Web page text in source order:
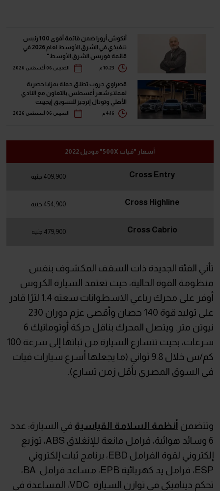
أنكوش أرورا ضمن قائمة أقوى 100 رئيس
تنفيذي في الشرق الأوسط لعام 2026 في
قائمة فوربس الشرق الأوسط"
الخميس 06 أغسطس 2026
قصراوي جروب تطلق حملة بمزايا حصرية
لعملاء شهر أغسطس بالتعاون مع النادي
الأهلي وتوتال إنرجيز للتسويق إيجيبت
الخميس 06 أغسطس 2026
أسعار "فيات 500X" موديل 2022
479,900 جنيه
تأتي الفئة الجديدة ذات السقف المكشوف بنفس
منظومة القوة الحالية، حيث تعتمد السيارة الكروس
أوفر على محرك رباعي الاسطوانات سعته 1.4 لترًا قادر
على توليد قوة 140 حصان وأقصى عزم دوران 230
نيوتن متر. ويتصل المحرك بناقل حركة أوتوماتيك 6
سرعات، بحيث تتسارع السيارة من ثباتها إلى سرعة 100
كم/س خلال 9.8 ثواني (ما يجعلها أسرع سيارات فيات
في السوق المصري بأقل زمن تسارع).
وتتضمن أنظمة السلامة القياسية في السيارة: عدد
6 وسائد هوائية، فرامل مانعة للإنغلاق ABS، توزيع
إلكتروني لقوة الفرامل EBD، برنامج ثبات إلكتروني
ESP، فرامل يد كهربائية EPB، مساعد فرامل BA،
تحكم ديناميكي في توازن السيارة VDC، المساعدة في